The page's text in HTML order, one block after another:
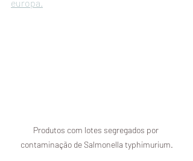
europa.
Produtos com lotes segregados por
contaminação de Salmonella typhimurium.